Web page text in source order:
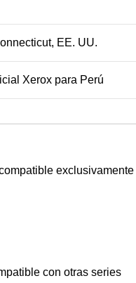
EE. UU.
Xerox para Perú
exclusivamente
con otras series